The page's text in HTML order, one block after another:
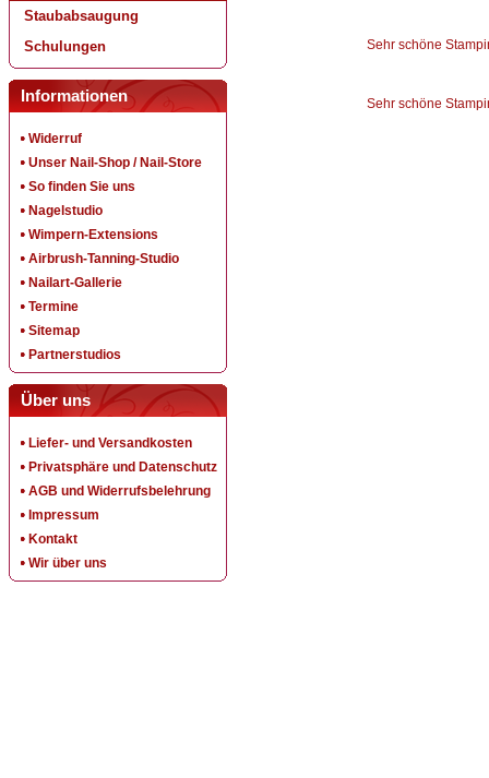
Staubabsaugung
Schulungen
Informationen
Widerruf
Unser Nail-Shop / Nail-Store
So finden Sie uns
Nagelstudio
Wimpern-Extensions
Airbrush-Tanning-Studio
Nailart-Gallerie
Termine
Sitemap
Partnerstudios
Über uns
Liefer- und Versandkosten
Privatsphäre und Datenschutz
AGB und Widerrufsbelehrung
Impressum
Kontakt
Wir über uns
Sehr schöne
Sehr schöne